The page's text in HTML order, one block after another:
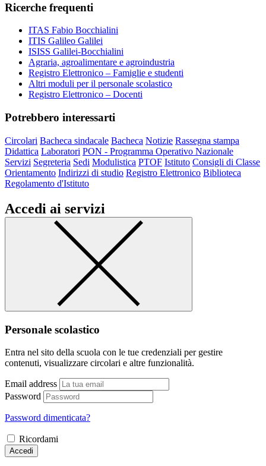
Ricerche frequenti
ITAS Fabio Bocchialini
ITIS Galileo Galilei
ISISS Galilei-Bocchialini
Agraria, agroalimentare e agroindustria
Registro Elettronico – Famiglie e studenti
Altri moduli per il personale scolastico
Registro Elettronico – Docenti
Potrebbero interessarti
Circolari Bacheca sindacale Bacheca Notizie Rassegna stampa
Didattica Laboratori PON - Programma Operativo Nazionale
Servizi Segreteria Sedi Modulistica PTOF Istituto Consigli di Classe
Orientamento Indirizzi di studio Registro Elettronico Biblioteca
Regolamento d'Istituto
Accedi ai servizi
Personale scolastico
Entra nel sito della scuola con le tue credenziali per gestire
contenuti, visualizzare circolari e altre funzionalità.
Email address
Password
Password dimenticata?
Ricordami
Accedi